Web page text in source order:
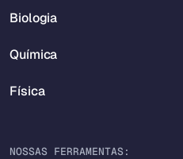
Biologia
Química
Física
NOSSAS FERRAMENTAS: